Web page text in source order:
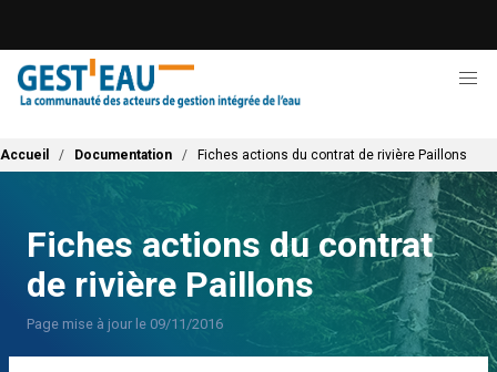
contenu
principal
Fil d'Ariane
Accueil Documentation Fiches actions du contrat de rivière Paillons
Fiches actions du contrat
de rivière Paillons
Page mise à jour le 09/11/2016